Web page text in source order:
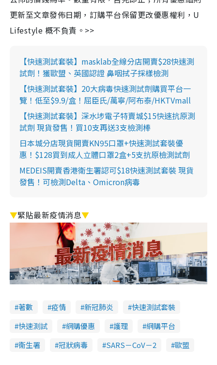
更新至文章發佈日期，訂購平台保留更改優惠權利，U
Lifestyle 概不負責。>>
【快速測試套裝】masklab全線分店開賣$28快速測
試劑！獲歐盟、英國認證 鼻咽拭子採樣檢測
【快速測試套裝】20大病毒快速測試劑購買平台一
覽！低至$9.9/盒！屈臣氏/萬寧/阿布泰/HKTVmall
【快速測試套裝】深水埗電子特賣城$15快速抗原測
試劑 現貨發售！買10支再送3支檢測棒
日本城分店現貨開賣KN95口罩+快速測試套裝優
惠！$128買到成人立體口罩2盒+5支抗原檢測試劑
MEDEIS開賣香港衛生署認可$18快速測試套裝 現貨
發售！可檢測Delta、Omicron病毒
▼緊貼最新疫情消息▼
著數 疫情 新冠肺炎
快速測試套裝
快速測試
網購優惠 護理
網購平台
衞生署
冠狀病毒 SARS－CoV－2 歐盟